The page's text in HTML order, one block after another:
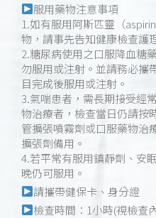
服用藥物注意事項
1.如有服用阿斯匹靈（
物，請事先告知健康檢查護
2.糖尿病使用之口服降血糖
勿服用或注射。並請務必攜
目完成後服用或注射。
3.氣喘患者，需長期接受經
物治療者，檢查當日仍請按
管擴張噴霧劑或口服藥物治
擴張劑備用。
4.若平常有服用鎮靜劑、安
晚仍可服用。
請攜帶健保卡、身分證
檢查時間：1小時(視檢查